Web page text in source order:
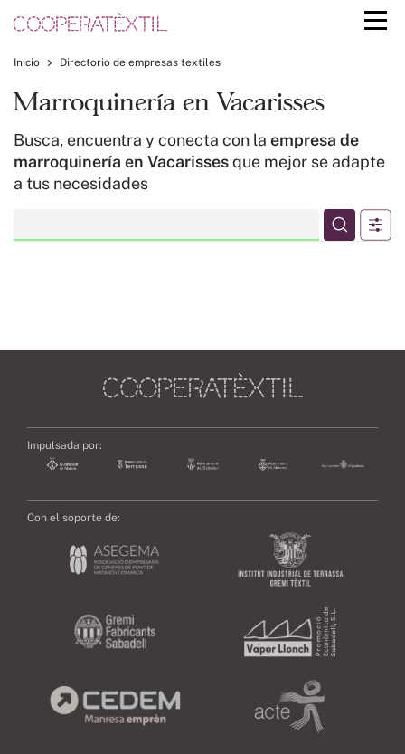
Inicio Directorio de empresas textiles
Marroquinería en Vacarisses
Busca, encuentra y conecta con la empresa de
marroquinería en Vacarissesque mejor se adapte
a tus necesidades
Impulsada por:
Con el soporte de: